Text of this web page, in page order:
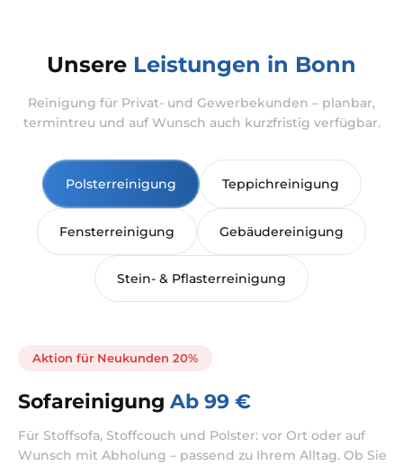
Unsere Leistungen in Bonn
Reinigung für Privat- und Gewerbekunden – planbar,
termintreu und auf Wunsch auch kurzfristig verfügbar.
Polsterreinigung Teppichreinigung
Fensterreinigung Gebäudereinigung
Stein- & Pflasterreinigung
Aktion für Neukunden 20%
Sofareinigung Ab 99 €
Für Stoffsofa, Stoffcouch und Polster: vor Ort oder auf
Wunsch mit Abholung – passend zu Ihrem Alltag. Ob Sie